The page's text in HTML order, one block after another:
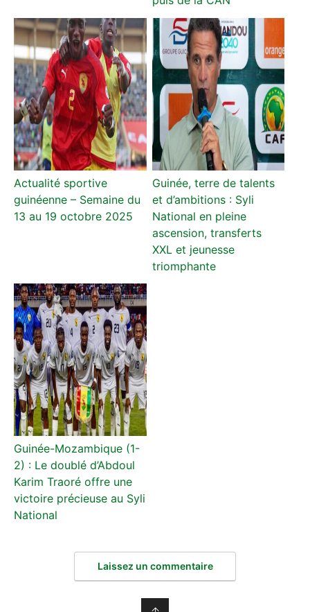
Actualité sportive
guinéenne – Semaine du
13 au 19 octobre 2025
Guinée, terre de talents
et d’ambitions : Syli
National en pleine
ascension, transferts
XXL et jeunesse
triomphante
Guinée-Mozambique (1-
2) : Le doublé d’Abdoul
Karim Traoré offre une
victoire précieuse au Syli
National
Laissez un commentaire